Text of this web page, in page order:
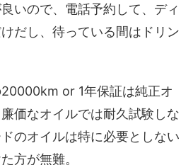
いので、電話予約して、ディ
だし、待っている間はドリン
or 1年保証は純正オ
価なオイルでは耐久試験しな
のオイルは特に必要としない
方が無難。